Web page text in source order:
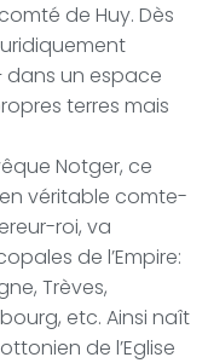
de Huy. Dès
dans un espace
terres mais
Notger, ce
véritable comte-
roi, va
de l’Empire:
Trèves,
etc. Ainsi naît
de l’Eglise